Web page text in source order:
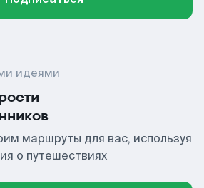
идеями
маршруты для вас, используя
о путешествиях